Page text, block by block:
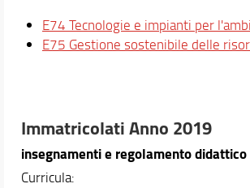
E74 Tecnologie e impianti per
E75 Gestione sostenibile delle
Immatricolati Anno 2019
insegnamenti e regolamento didattico
Curricula: